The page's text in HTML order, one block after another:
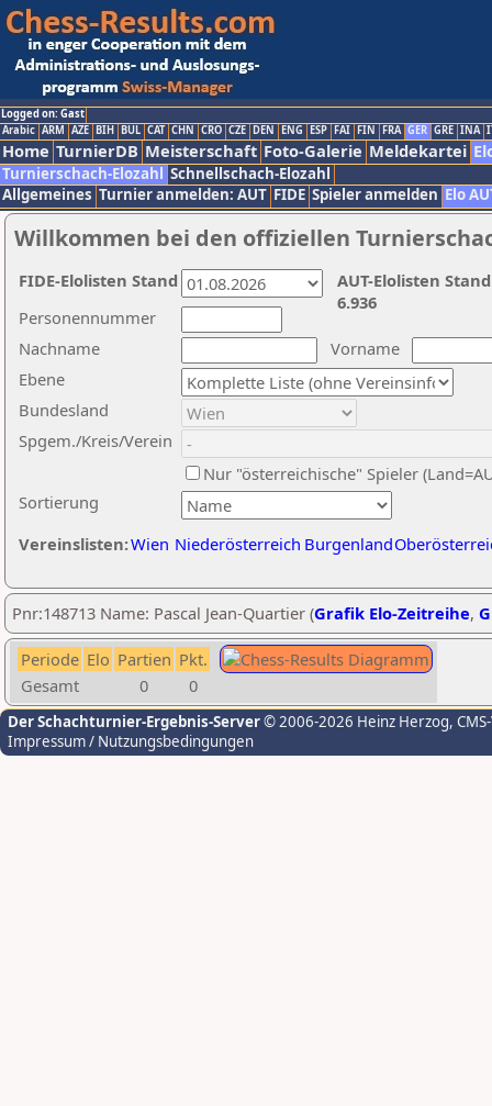
Logged on: Gast
Arabic ARM AZE BIH BUL CAT CHN CRO CZE DEN ENG ESP FAI FIN FRA GER GRE INA
Home TurnierDB Meisterschaft Foto-Galerie Meldekartei
Turnierschach-Elozahl Schnellschach-Elozahl
Allgemeines Turnier anmelden: AUT FIDE Spieler anmelden Elo
Willkommen bei den offiziellen
Nachname
Vorname
Ebene
Sortierung
Personennummer
Bundesland
Spgem./Kreis/Verein
Nur "österreichische" Spieler
Vereinslisten:Wien Niederösterreich Burgenland
AUT-Elolisten
6.936
FIDE-Elolisten Stand
Pnr:148713 Name: Pascal Jean-Quartier (Grafik Elo-Zeitreihe,
Periode Elo Partien Pkt.
Gesamt
0 0
Der Schachturnier-Ergebnis-Server© 2006-2026 Heinz Herzog,
Impressum / Nutzungsbedingungen